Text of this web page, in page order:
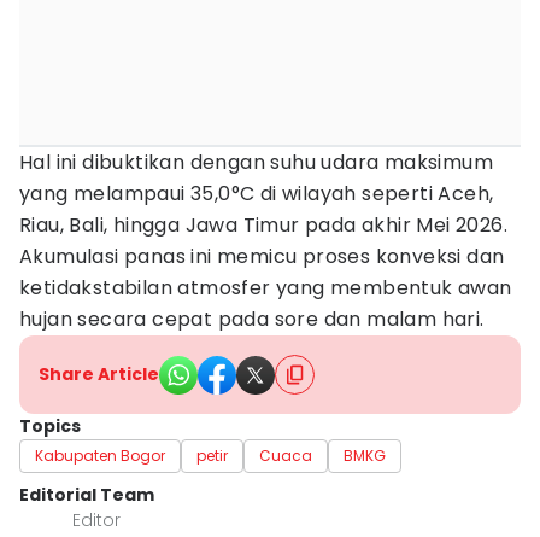
Hal ini dibuktikan dengan suhu udara maksimum
yang melampaui 35,0°C di wilayah seperti Aceh,
Riau, Bali, hingga Jawa Timur pada akhir Mei 2026.
Akumulasi panas ini memicu proses konveksi dan
ketidakstabilan atmosfer yang membentuk awan
hujan secara cepat pada sore dan malam hari.
Share Article
Topics
Kabupaten Bogor petir Cuaca BMKG
Editorial Team
Editor